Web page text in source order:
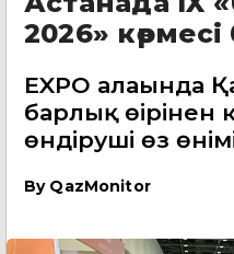
2026»
EXPO алаңында
барлық өңірінен
өндіруші өз
By QazMonitor